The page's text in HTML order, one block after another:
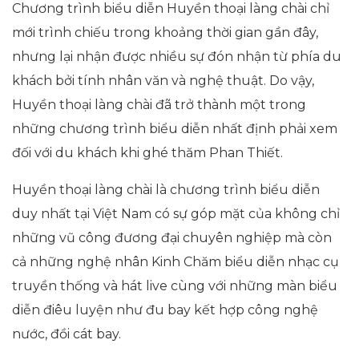
Chương trình biểu diễn Huyền thoại làng chài chỉ
mới trình chiếu trong khoảng thời gian gần đây,
nhưng lại nhận được nhiều sự đón nhận từ phía du
khách bởi tính nhân văn và nghệ thuật. Do vậy,
Huyền thoại làng chài đã trở thành một trong
những chương trình biểu diễn nhất định phải xem
đối với du khách khi ghé thăm Phan Thiết.
Huyền thoại làng chài là chương trình biểu diễn
duy nhất tại Việt Nam có sự góp mặt của không chỉ
những vũ công đương đại chuyên nghiệp mà còn
cả những nghệ nhân Kinh Chăm biểu diễn nhạc cụ
truyền thống và hát live cùng với những màn biểu
diễn điêu luyện như đu bay kết hợp công nghệ
nước, đồi cát bay.